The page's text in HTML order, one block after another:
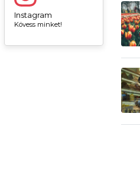
Instagram
Kövess minket!